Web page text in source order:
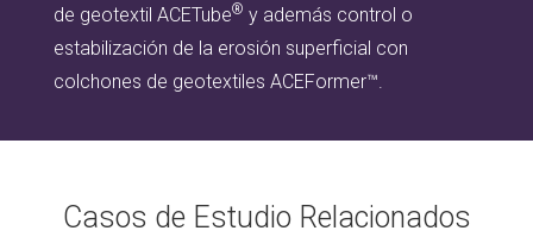
de geotextil ACETube® y además control o
estabilización de la erosión superficial con
colchones de geotextiles ACEFormer™.
Casos de Estudio Relacionados